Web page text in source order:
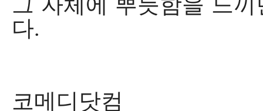
다.
코메디닷컴